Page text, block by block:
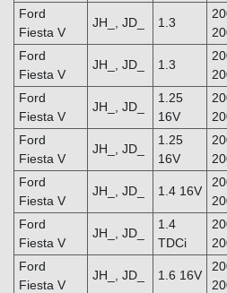
Ford
Fiesta V
JH_, JD_ 1.3
Ford
Fiesta V
JH_, JD_ 1.3
Ford
Fiesta V
JH_, JD_
1.25
16V
Ford
Fiesta V
JH_, JD_
1.25
16V
Ford
Fiesta V
JH_, JD_ 1.4 16V
Ford
Fiesta V
JH_, JD_
1.4
TDCi
Ford
Fiesta V
JH_, JD_ 1.6 16V